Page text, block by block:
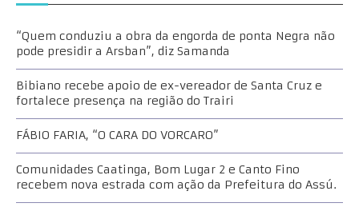
“Quem conduziu a obra da engorda de ponta Negra não
pode presidir a Arsban”, diz Samanda
Bibiano recebe apoio de ex-vereador de Santa Cruz e
fortalece presença na região do Trairi
FÁBIO FARIA, “O CARA DO VORCARO”
Comunidades Caatinga, Bom Lugar 2 e Canto Fino
recebem nova estrada com ação da Prefeitura do Assú.